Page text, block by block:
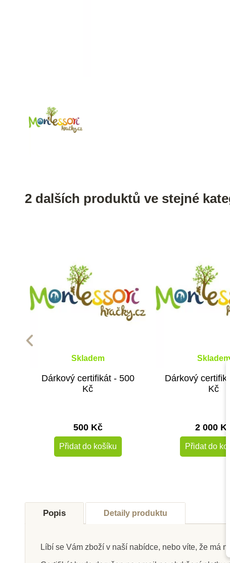
2 dalších produktů ve stejné
Skladem
Dárkový certifikát - 500
Kč
500 Kč
Přidat do košíku
Skladem
Dárkový
Kč
2 000 Kč
Přidat do
Popis Detaily produktu
Líbí se Vám zboží v naší nabídce, nebo víte, že má